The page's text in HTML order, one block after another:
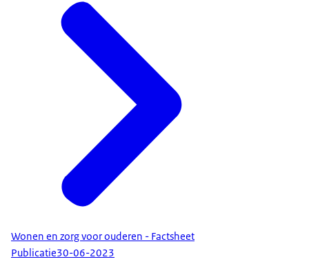
Wonen en zorg voor ouderen - Factsheet
Publicatie30-06-2023